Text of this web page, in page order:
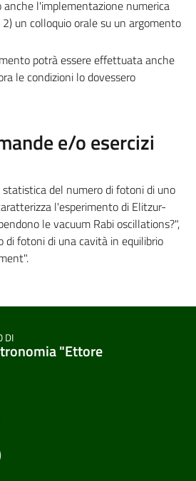
anche l'implementazione numerica
un colloquio orale su un argomento
potrà essere effettuata anche
le condizioni lo dovessero
e/o esercizi
statistica del numero di fotoni di uno
l'esperimento di Elitzur-
le vacuum Rabi oscillations?",
di fotoni di una cavità in equilibrio
DI
"Ettore